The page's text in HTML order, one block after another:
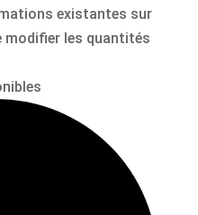
existantes sur
modifier les quantités